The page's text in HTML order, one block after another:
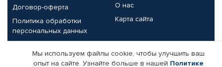
Договор-оферта
Политика обработки
персональных данных
О нас
Карта сайта
Партнерам
Мы используем файлы cookie, чтобы улучшить ваш
опыт на сайте. Узнайте больше в нашей Политике